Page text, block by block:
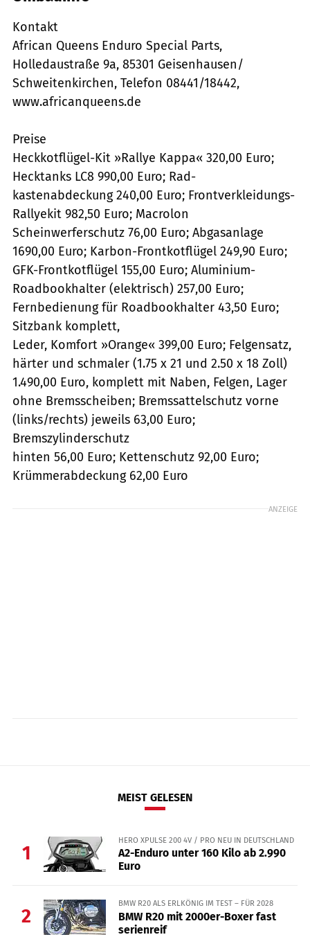
Kontakt
African Queens Enduro Special Parts,
Holledaustraße 9a, 85301 Geisenhausen/
Schweitenkirchen, Telefon 08441/18442,
www.africanqueens.de
Preise
Heckkotflügel-Kit »Rallye Kappa« 320,00 Euro;
Hecktanks LC8 990,00 Euro; Rad-
kastenabdeckung 240,00 Euro; Frontverkleidungs-
Rallyekit 982,50 Euro; Macrolon
Scheinwerferschutz 76,00 Euro; Abgasanlage
1690,00 Euro; Karbon-Frontkotflügel 249,90 Euro;
GFK-Frontkotflügel 155,00 Euro; Aluminium-
Roadbookhalter (elektrisch) 257,00 Euro;
Fernbedienung für Roadbookhalter 43,50 Euro;
Sitzbank komplett,
Leder, Komfort »Orange« 399,00 Euro; Felgensatz,
härter und schmaler (1.75 x 21 und 2.50 x 18 Zoll)
1.490,00 Euro, komplett mit Naben, Felgen, Lager
ohne Bremsscheiben; Bremssattelschutz vorne
(links/rechts) jeweils 63,00 Euro;
Bremszylinderschutz
hinten 56,00 Euro; Kettenschutz 92,00 Euro;
Krümmerabdeckung 62,00 Euro
ANZEIGE
MEIST GELESEN
1
HERO XPULSE 200 4V / PRO NEU IN DEUTSCHLAND
A2-Enduro unter 160 Kilo ab 2.990
Euro
2
BMW R20 ALS ERLKÖNIG IM TEST – FÜR 2028
BMW R20 mit 2000er-Boxer fast
serienreif